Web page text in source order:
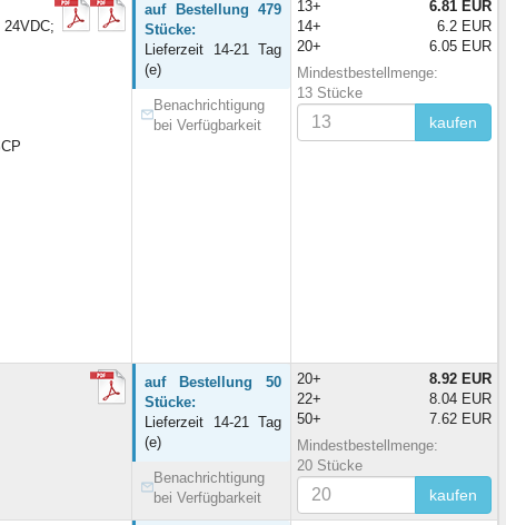
auf Bestellung 479
Stücke:
Lieferzeit 14-21 Tag
(e)
Benachrichtigung
bei Verfügbarkeit
13+
6.81 EUR
14+
6.2 EUR
20+
6.05 EUR
Mindestbestellmenge:
13 Stücke
kaufen
auf Bestellung 50
Stücke:
Lieferzeit 14-21 Tag
(e)
Benachrichtigung
bei Verfügbarkeit
20+
8.92 EUR
22+
8.04 EUR
50+
7.62 EUR
Mindestbestellmenge:
20 Stücke
kaufen